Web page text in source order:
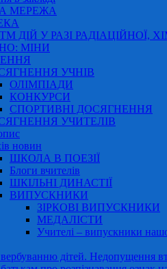
МЕРЕЖА
ДІЙ У РАЗІ РАДІАЦІЙНОЇ,
МІНИ
УЧНІВ
ОЛІМПІАДИ
КОНКУРСИ
СПОРТИВНІ ДОСЯГНЕННЯ
УЧИТЕЛІВ
новин
ШКОЛА В ПОЕЗІЇ
Блоги вчителів
ШКІЛЬНІ ДИНАСТІЇ
ВИПУСКНИКИ
ЗІРКОВІ ВИПУСКНИКИ
МЕДАЛІСТИ
Учителі – випускники
дітей. Недопущення